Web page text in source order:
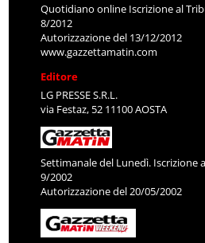
Quotidiano online Iscrizione al
8/2012
Autorizzazione del 13/12/2012
www.gazzettamatin.com
Editore
LG PRESSE S.R.L.
via Festaz, 52 11100 AOSTA
Settimanale del Lunedì. Iscrizione
9/2002
Autorizzazione del 20/05/2002